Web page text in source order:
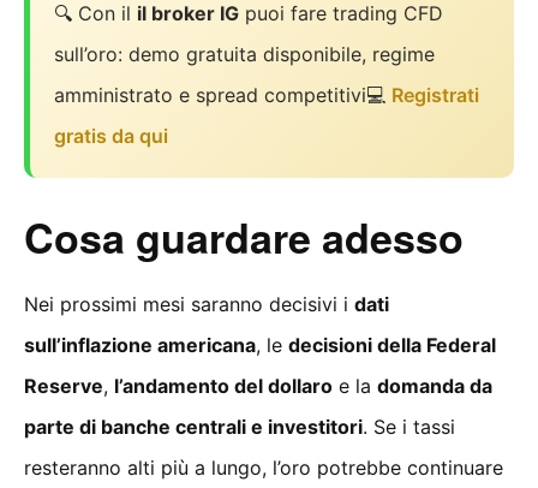
🔍 Con il il broker IG puoi fare trading CFD
sull’oro: demo gratuita disponibile, regime
amministrato e spread competitivi💻 Registrati
gratis da qui
Cosa guardare adesso
Nei prossimi mesi saranno decisivi i dati
sull’inflazione americana, le decisioni della Federal
Reserve, l’andamento del dollaro e la domanda da
parte di banche centrali e investitori. Se i tassi
resteranno alti più a lungo, l’oro potrebbe continuare